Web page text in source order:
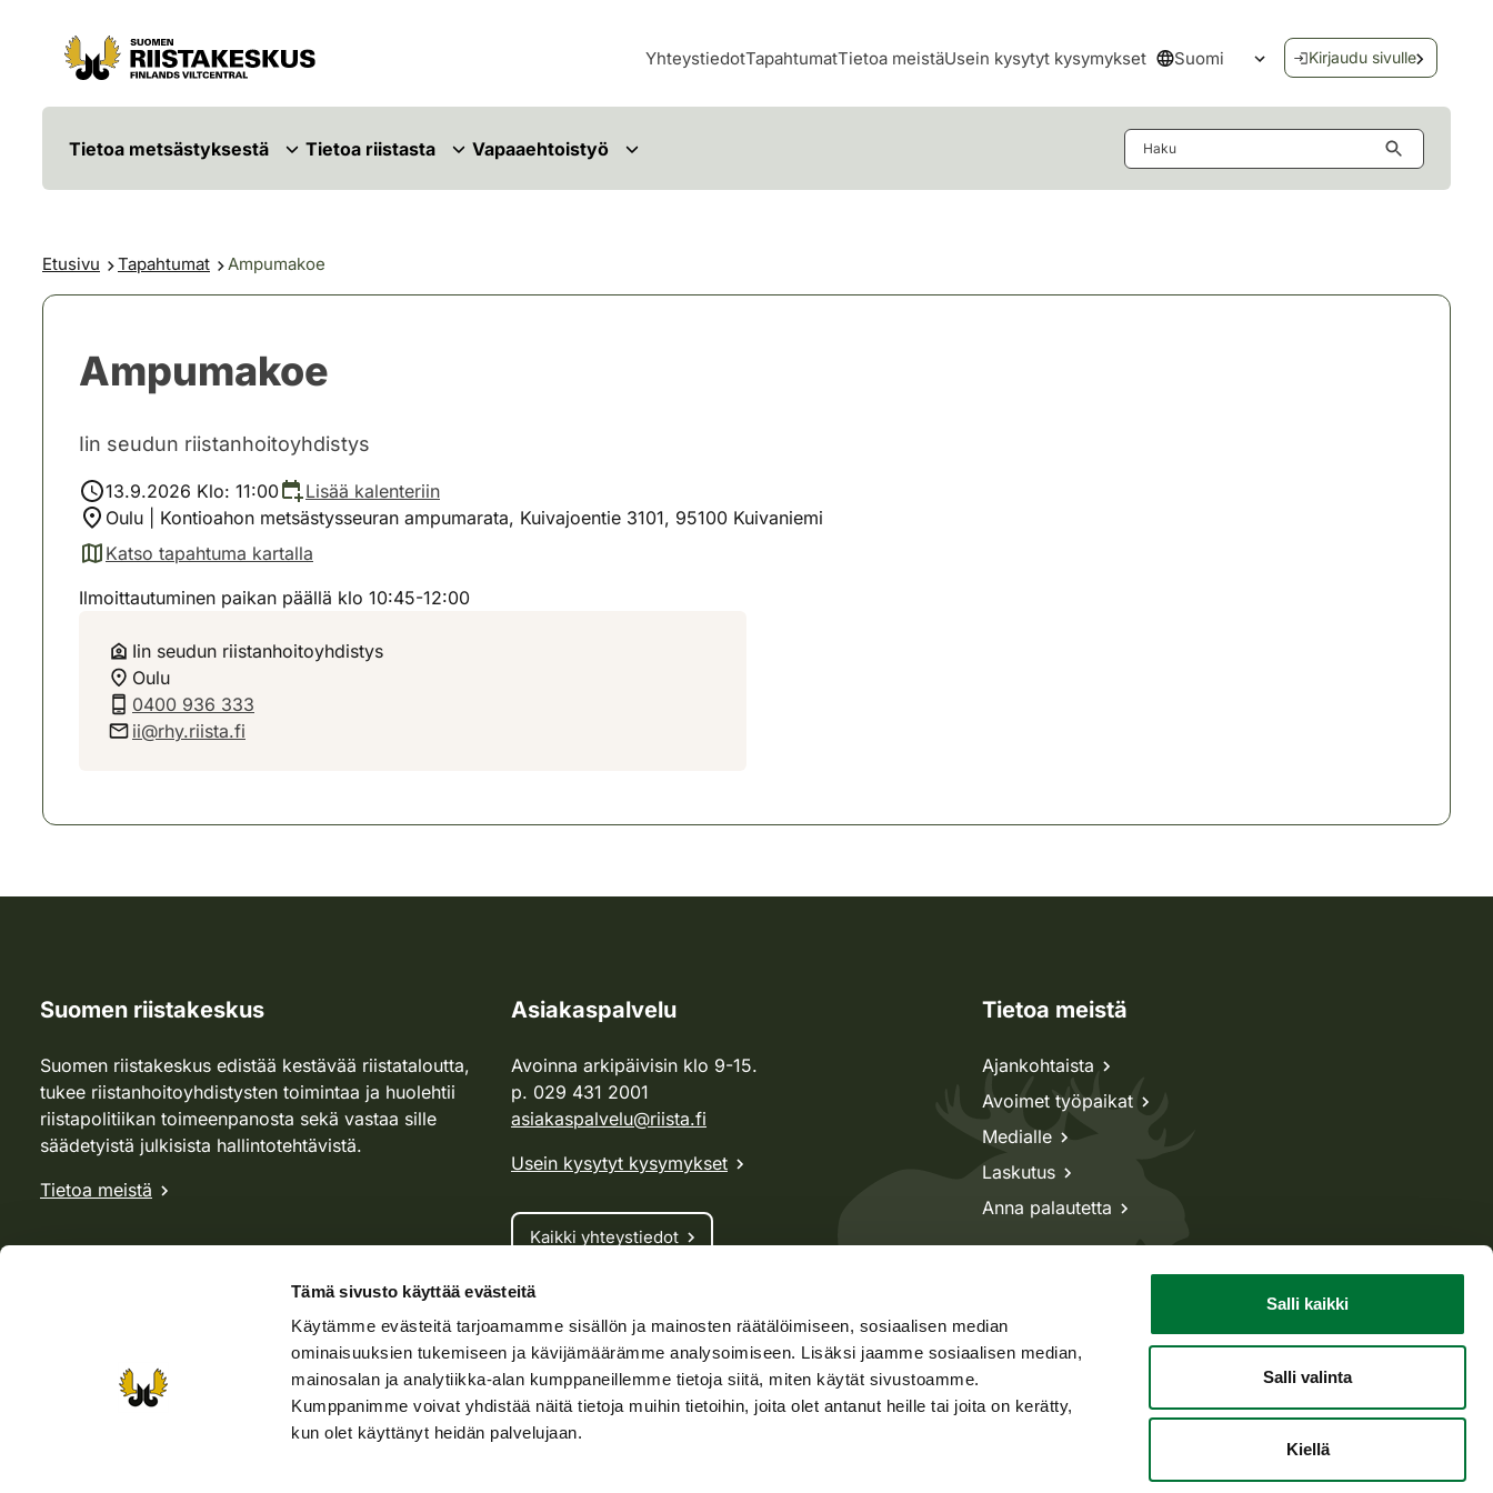
Tämä sivusto käyttää evästeitä
Käytämme evästeitä tarjoamamme sisällön ja mainosten räätälöimiseen, sosiaalisen median
ominaisuuksien tukemiseen ja kävijämäärämme analysoimiseen. Lisäksi jaamme sosiaalisen median,
mainosalan ja analytiikka-alan kumppaneillemme tietoja siitä, miten käytät sivustoamme.
Kumppanimme voivat yhdistää näitä tietoja muihin tietoihin, joita olet antanut heille tai joita on kerätty,
kun olet käyttänyt heidän palvelujaan.
Salli kaikki
Salli valinta
Kiellä
Siirry sisältöön
Siirry sivustokarttaan
YhteystiedotTapahtumatTietoa meistäUsein kysytyt kysymykset Suomi
Avaa kielivalikko
Kirjaudu sivulle
Tietoa metsästyksestä Tietoa riistasta Vapaaehtoistyö
Etusivu Tapahtumat Ampumakoe
Ampumakoe
Iin seudun riistanhoitoyhdistys
13.9.2026 Klo: 11:00
Lisää kalenteriin
Oulu | Kontioahon metsästysseuran ampumarata, Kuivajoentie 3101, 95100 Kuivaniemi
Katso tapahtuma kartalla
(avautuu uuteen välilehteen)
Ilmoittautuminen paikan päällä klo 10:45-12:00
Iin seudun riistanhoitoyhdistys
Oulu
0400 936 333
ii@rhy.riista.fi
Suomen riistakeskus
Suomen riistakeskus edistää kestävää riistataloutta,
tukee riistanhoitoyhdistysten toimintaa ja huolehtii
riistapolitiikan toimeenpanosta sekä vastaa sille
säädetyistä julkisista hallintotehtävistä.
Tietoa meistä
Asiakaspalvelu
Avoinna arkipäivisin klo 9-15.
p. 029 431 2001
asiakaspalvelu@riista.fi
Usein kysytyt kysymykset
Kaikki yhteystiedot
Metsästyskortti-asiat
Oma riista -asiat
Lupa-asiat
Tietoa meistä
Ajankohtaista
Avoimet työpaikat
Medialle
Laskutus
Anna palautetta